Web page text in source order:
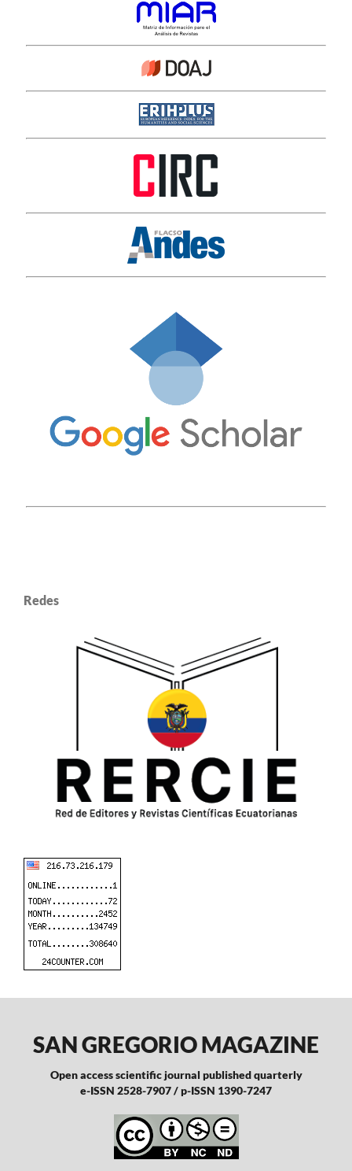
Redes
SAN GREGORIO MAGAZINE
Open access scientific journal published quarterly
e-ISSN 2528-7907 / p-ISSN 1390-7247